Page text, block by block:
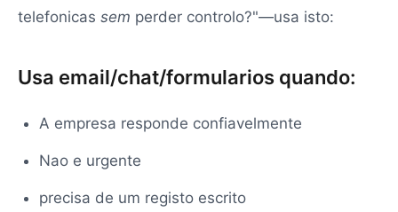
telefonicas sem perder controlo?"—usa isto:
Usa email/chat/formularios quando:
A empresa responde confiavelmente
Nao e urgente
precisa de um registo escrito